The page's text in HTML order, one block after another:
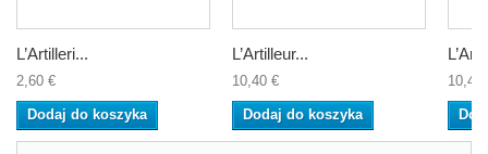
L’Artilleri...
2,60 €
Dodaj do koszyka
L’Artilleur...
10,40 €
Dodaj do koszyka
10,40